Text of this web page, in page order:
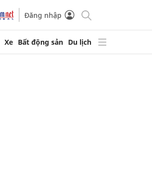
Đăng nhập
Xe Bất động sản Du lịch